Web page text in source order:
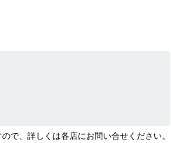
で、詳しくは各店にお問い合せください。